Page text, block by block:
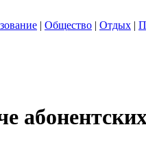
| Общество | Отдых |